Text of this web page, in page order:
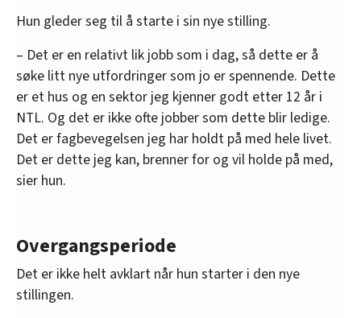
Hun gleder seg til å starte i sin nye stilling.
– Det er en relativt lik jobb som i dag, så dette er å
søke litt nye utfordringer som jo er spennende. Dette
er et hus og en sektor jeg kjenner godt etter 12 år i
NTL. Og det er ikke ofte jobber som dette blir ledige.
Det er fagbevegelsen jeg har holdt på med hele livet.
Det er dette jeg kan, brenner for og vil holde på med,
sier hun.
Overgangsperiode
Det er ikke helt avklart når hun starter i den nye
stillingen.